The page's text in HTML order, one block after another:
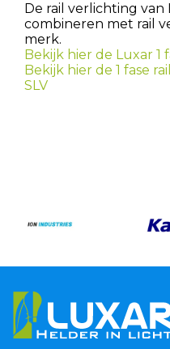
De rail verlichting van
combineren met rail
merk.
Bekijk hier de Luxar 1
Bekijk hier de 1 fase
SLV